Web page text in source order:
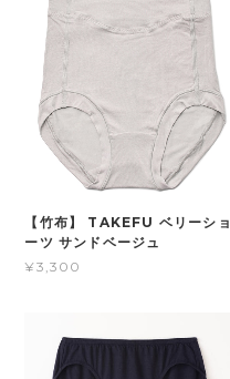
【竹布】 TAKEFU ベリーショ
ーツ サンドベージュ
¥3,300